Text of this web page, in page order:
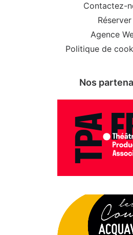
Contactez-
Réserver
Agence
Politique de
Nos